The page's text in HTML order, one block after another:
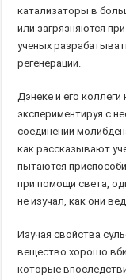
катализаторы в
или загрязняются
ученых
регенерации.
Дэнеке и его
экспериментируя с
соединений
как рассказывают
пытаются
при помощи света,
не изучал, как они
Изучая свойства
вещество хорошо
которые